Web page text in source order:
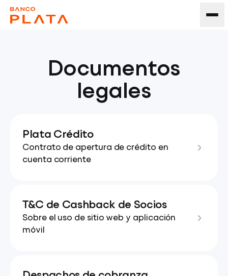
Documentos
legales
Plata Crédito
Contrato de apertura de crédito en
cuenta corriente
T&C de Cashback de Socios
Sobre el uso de sitio web y aplicación
móvil